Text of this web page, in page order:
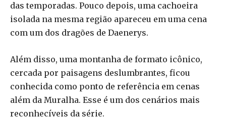
das temporadas. Pouco depois, uma cachoeira
isolada na mesma região apareceu em uma cena
com um dos dragões de Daenerys.
Além disso, uma montanha de formato icônico,
cercada por paisagens deslumbrantes, ficou
conhecida como ponto de referência em cenas
além da Muralha. Esse é um dos cenários mais
reconhecíveis da série.